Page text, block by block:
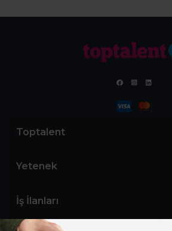
Toptalent
Yetenek
İş İlanları